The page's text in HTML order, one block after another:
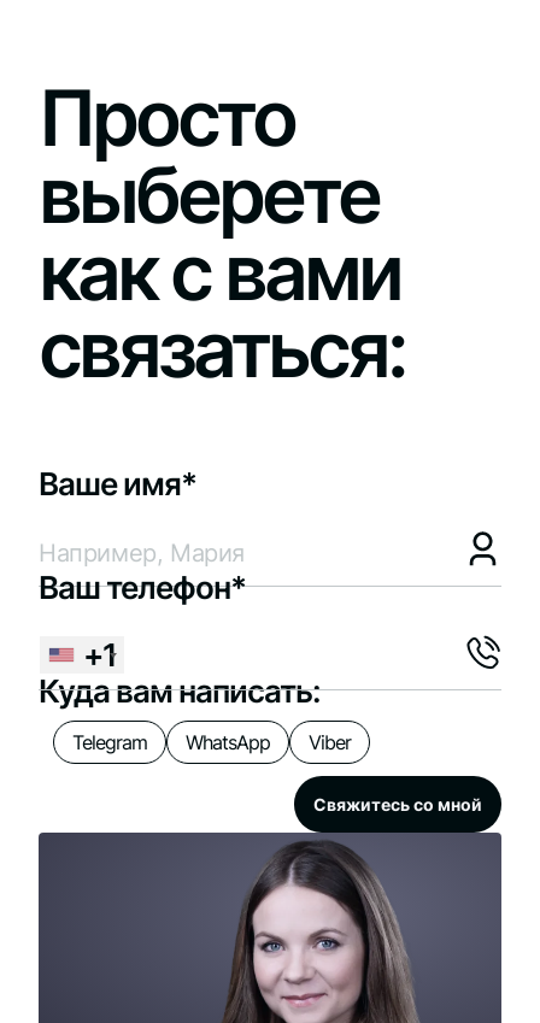
Просто
выберете
как с вами
связаться:
Ваше имя*
Ваш телефон*
+1
Куда вам написать:
Telegram WhatsApp Viber